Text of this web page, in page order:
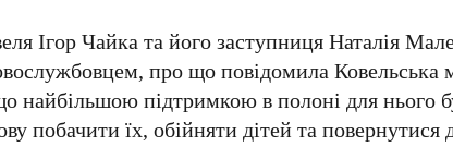
Ігор Чайка та його заступниця Наталія
про що повідомила Ковельська
найбільшою підтримкою в полоні для нього
побачити їх, обійняти дітей та повернутися